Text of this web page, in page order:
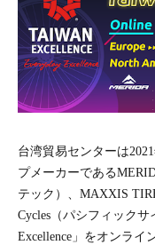
台湾貿易センターは
プメーカーである
テック）、MAXXIS
Cycles（パシフィック
Excellence」をオンライ